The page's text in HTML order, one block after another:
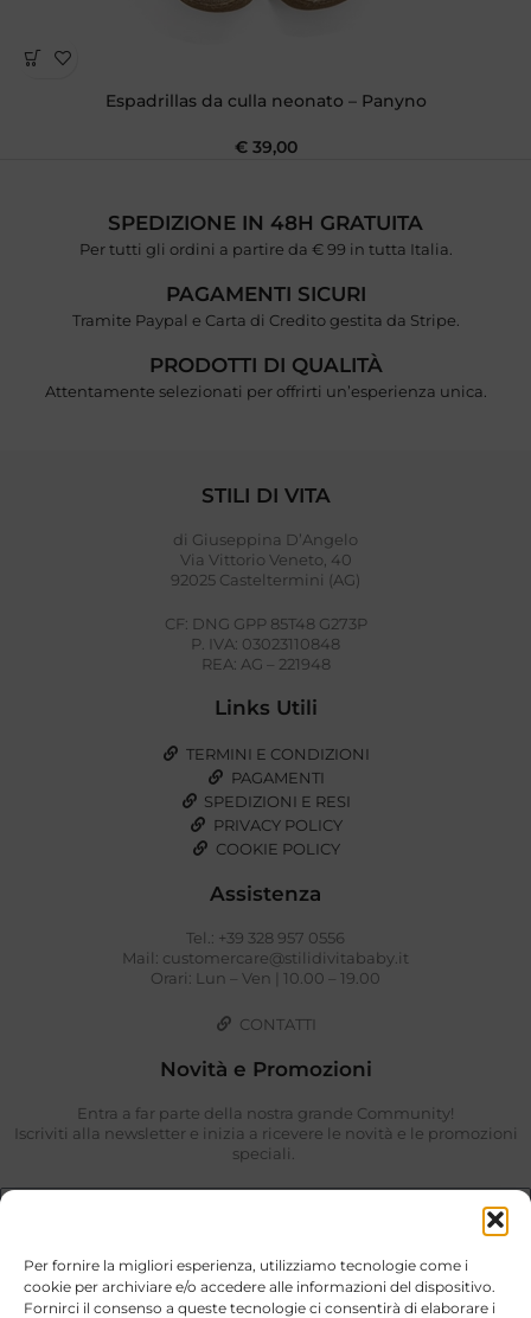
Per fornire la migliori esperienza, utilizziamo tecnologie come i
cookie per archiviare e/o accedere alle informazioni del dispositivo.
Fornirci il consenso a queste tecnologie ci consentirà di elaborare i
Espadrillas da culla neonato – Panyno
€39,00
SPEDIZIONE IN 48H GRATUITA
Per tutti gli ordini a partire da € 99 in tutta Italia.
PAGAMENTI SICURI
Tramite Paypal e Carta di Credito gestita da Stripe.
PRODOTTI DI QUALITÀ
Attentamente selezionati per offrirti un’esperienza unica.
STILI DI VITA
di Giuseppina D’Angelo
Via Vittorio Veneto, 40
92025 Casteltermini (AG)
CF: DNG GPP 85T48 G273P
P. IVA: 03023110848
REA: AG – 221948
Links Utili
TERMINI E CONDIZIONI
PAGAMENTI
SPEDIZIONI E RESI
PRIVACY POLICY
COOKIE POLICY
Assistenza
Tel.: +39 328 957 0556
Mail: customercare@stilidivitababy.it
Orari: Lun – Ven | 10.00 – 19.00
CONTATTI
Novità e Promozioni
Entra a far parte della nostra grande Community!
Iscriviti alla newsletter e inizia a ricevere le novità e le promozioni
speciali.